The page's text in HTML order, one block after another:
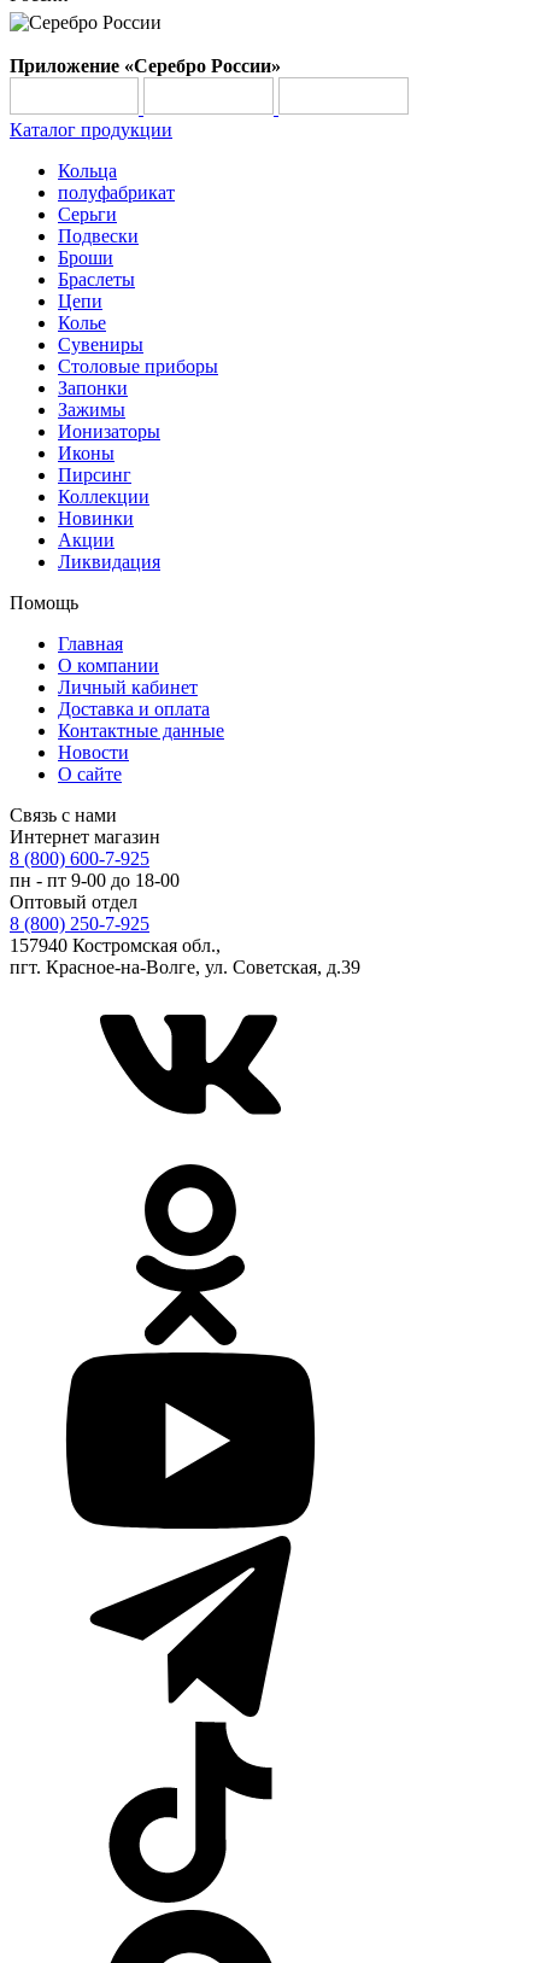
Приложение «Серебро России»
Каталог продукции
Кольца
полуфабрикат
Серьги
Подвески
Броши
Браслеты
Цепи
Колье
Сувениры
Столовые приборы
Запонки
Зажимы
Ионизаторы
Иконы
Пирсинг
Коллекции
Новинки
Акции
Ликвидация
Помощь
Главная
О компании
Личный кабинет
Доставка и оплата
Контактные данные
Новости
О сайте
Связь с нами
Интернет магазин
8 (800) 600-7-925
пн - пт 9-00 до 18-00
Оптовый отдел
8 (800) 250-7-925
157940 Костромская обл.,
пгт. Красное-на-Волге, ул. Советская, д.39